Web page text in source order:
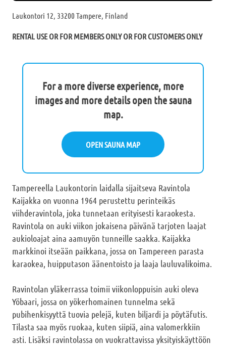
Laukontori 12, 33200 Tampere, Finland
RENTAL USE OR FOR MEMBERS ONLY OR FOR CUSTOMERS ONLY
For a more diverse experience, more
images and more details open the sauna
map.
OPEN SAUNA MAP
Tampereella Laukontorin laidalla sijaitseva Ravintola
Kaijakka on vuonna 1964 perustettu perinteikäs
viihderavintola, joka tunnetaan erityisesti karaokesta.
Ravintola on auki viikon jokaisena päivänä tarjoten laajat
aukioloajat aina aamuyön tunneille saakka. Kaijakka
markkinoi itseään paikkana, jossa on Tampereen parasta
karaokea, huipputason äänentoisto ja laaja lauluvalikoima.
Ravintolan yläkerrassa toimii viikonloppuisin auki oleva
Yöbaari, jossa on yökerhomainen tunnelma sekä
pubihenkisyyttä tuovia pelejä, kuten biljardi ja pöytäfutis.
Tilasta saa myös ruokaa, kuten siipiä, aina valomerkkiin
asti. Lisäksi ravintolassa on vuokrattavissa yksityiskäyttöön